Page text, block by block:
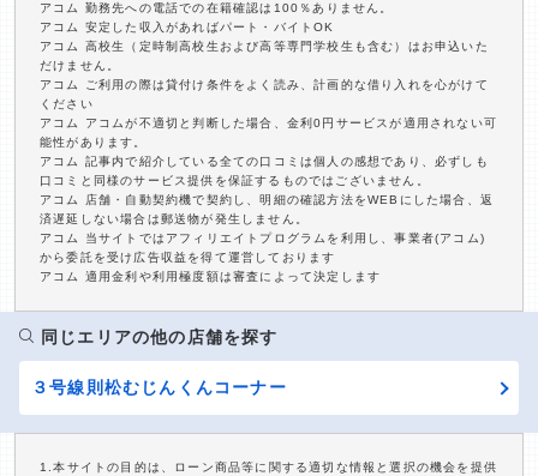
アコム 勤務先への電話での在籍確認は100％ありません。
アコム 安定した収入があればパート・バイトOK
アコム 高校生（定時制高校生および高等専門学校生も含む）はお申込いた
だけません。
アコム ご利用の際は貸付け条件をよく読み、計画的な借り入れを心がけて
ください
アコム アコムが不適切と判断した場合、金利0円サービスが適用されない可
能性があります。
アコム 記事内で紹介している全ての口コミは個人の感想であり、必ずしも
口コミと同様のサービス提供を保証するものではございません。
アコム 店舗・自動契約機で契約し、明細の確認方法をWEBにした場合、返
済遅延しない場合は郵送物が発生しません。
アコム 当サイトではアフィリエイトプログラムを利用し、事業者(アコム)
から委託を受け広告収益を得て運営しております
アコム 適用金利や利用極度額は審査によって決定します
同じエリアの他の店舗を探す
３号線則松むじんくんコーナー
1.本サイトの目的は、ローン商品等に関する適切な情報と選択の機会を提供